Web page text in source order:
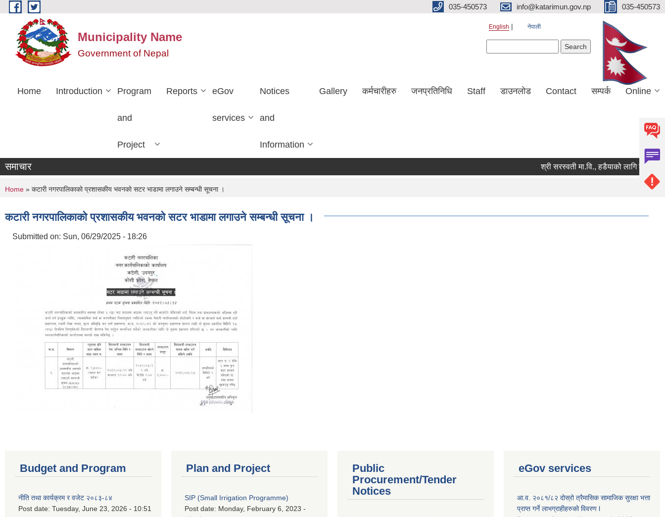
Skip to main content 035-450573 info@katarimun.gov.np 035-450573
Municipality Name
Government of Nepal
English नेपाली
Home Introduction Program
and
Project
Reports eGov
services
Notices
and
Information
Gallery कर्मचारीहरु जनप्रतिनिधि Staff डाउनलोड Contact सम्पर्क Online
समाचार श्री सरस्वती मा.वि., हडैयाको लागि कार्यालय
You are here
Home » कटारी नगरपालिकाको प्रशासकीय भवनको सटर भाडामा लगाउने सम्बन्धी सूचना ।
कटारी नगरपालिकाको प्रशासकीय भवनको सटर भाडामा लगाउने सम्बन्धी सूचना ।
Submitted on: Sun, 06/29/2025 - 18:26
Budget and Program
नीति तथा कार्यक्रम र वजेट २०८३-८४
Post date: Tuesday, June 23, 2026 - 10:51
Plan and Project
SIP (Small Irrigation Programme)
Post date: Monday, February 6, 2023 -
Public
Procurement/Tender
Notices
eGov services
आ.व. २०८१/८२ दोस्रो त्रैमासिक सामाजिक सुरक्षा भत्ता
प्राप्त गर्ने लाभग्राहीहरुको विवरण l